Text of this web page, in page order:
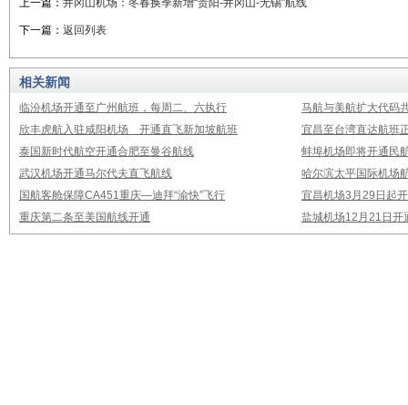
上一篇： 井冈山机场：冬春换季新增“贵阳-井冈山-无锡”航线
下一篇： 返回列表
相关新闻
临汾机场开通至广州航班，每周二、六执行
马航与美航扩大代码
欣丰虎航入驻咸阳机场 开通直飞新加坡航班
宜昌至台湾直达航班
泰国新时代航空开通合肥至曼谷航线
蚌埠机场即将开通民
武汉机场开通马尔代夫直飞航线
哈尔滨太平国际机场
国航客舱保障CA451重庆—迪拜“渝快”飞行
宜昌机场3月29日起
重庆第二条至美国航线开通
盐城机场12月21日开